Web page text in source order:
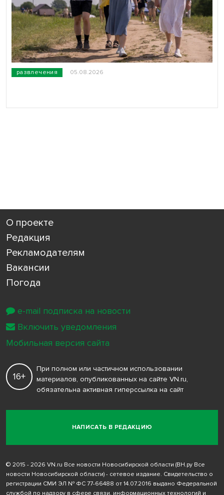
развлечения 05.08.2026
О проекте
Редакция
Рекламодателям
Вакансии
Погода
НАПИСАТЬ В РЕДАКЦИЮ
16+
При полном или частичном использовании
материалов, опубликованных на сайте VN.ru,
обязательна активная гиперссылка на сайт
© 2015 - 2026 VN.ru Все новости Новосибирской области (ВН.ру Все
новости Новосибирской области) - сетевое издание. Свидетельство о
регистрации СМИ ЭЛ № ФС 77-66488 от 14.07.2016 выдано Федеральной
службой по надзору в сфере связи, информационных технологий и
e-mail подписка на новости
Включить уведомления
Мобильная версия сайта